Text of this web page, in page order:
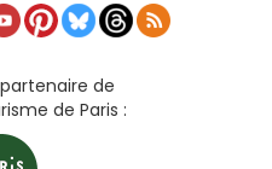
de
de Paris :